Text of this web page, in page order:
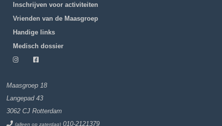
Inschrijven voor activiteiten
Vrienden van de Maasgroep
Handige links
Medisch dossier
Maasgroep 18
Langepad 43
3062 CJ Rotterdam
(alleen op zaterdag) 010-2121379